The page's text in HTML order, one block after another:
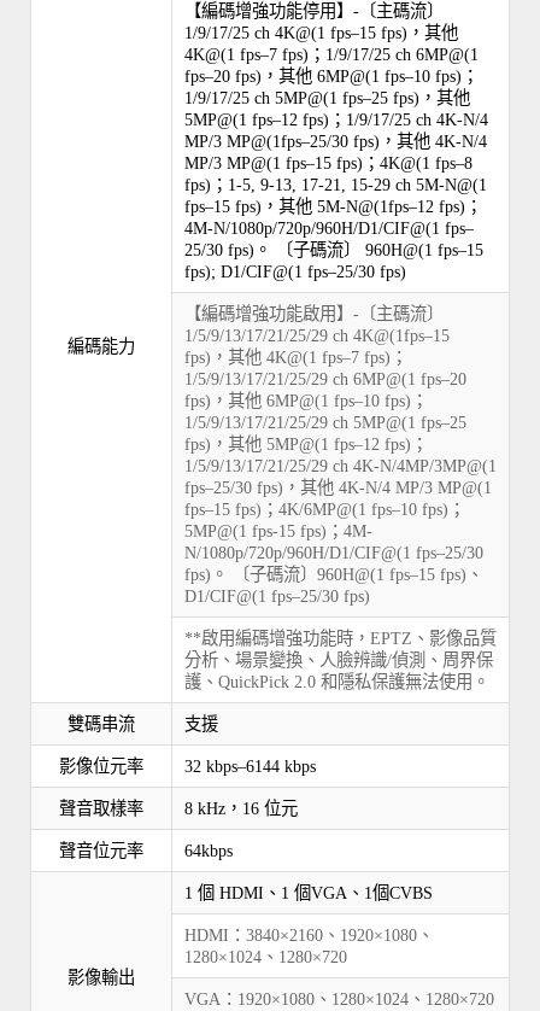
編碼能力
【編碼增強功能停用】-〔主碼流〕
1/9/17/25 ch 4K@(1 fps–15 fps)，其他
4K@(1 fps–7 fps)；1/9/17/25 ch 6MP@(1
fps–20 fps)，其他 6MP@(1 fps–10 fps)；
1/9/17/25 ch 5MP@(1 fps–25 fps)，其他
5MP@(1 fps–12 fps)；1/9/17/25 ch 4K-N/4
MP/3 MP@(1fps–25/30 fps)，其他 4K-N/4
MP/3 MP@(1 fps–15 fps)；4K@(1 fps–8
fps)；1-5, 9-13, 17-21, 15-29 ch 5M-N@(1
fps–15 fps)，其他 5M-N@(1fps–12 fps)；
4M-N/1080p/720p/960H/D1/CIF@(1 fps–
25/30 fps)。 〔子碼流〕 960H@(1 fps–15
fps); D1/CIF@(1 fps–25/30 fps)
【編碼增強功能啟用】-〔主碼流〕
1/5/9/13/17/21/25/29 ch 4K@(1fps–15
fps)，其他 4K@(1 fps–7 fps)；
1/5/9/13/17/21/25/29 ch 6MP@(1 fps–20
fps)，其他 6MP@(1 fps–10 fps)；
1/5/9/13/17/21/25/29 ch 5MP@(1 fps–25
fps)，其他 5MP@(1 fps–12 fps)；
1/5/9/13/17/21/25/29 ch 4K-N/4MP/3MP@(1
fps–25/30 fps)，其他 4K-N/4 MP/3 MP@(1
fps–15 fps)；4K/6MP@(1 fps–10 fps)；
5MP@(1 fps-15 fps)；4M-
N/1080p/720p/960H/D1/CIF@(1 fps–25/30
fps)。 〔子碼流〕960H@(1 fps–15 fps)、
D1/CIF@(1 fps–25/30 fps)
**啟用編碼增強功能時，EPTZ、影像品質
分析、場景變換、人臉辨識/偵測、周界保
護、QuickPick 2.0 和隱私保護無法使用。
雙碼串流 支援
影像位元率 32 kbps–6144 kbps
聲音取樣率 8 kHz，16 位元
聲音位元率 64kbps
影像輸出
1 個 HDMI、1 個VGA、1個CVBS
HDMI：3840×2160、1920×1080、
1280×1024、1280×720
VGA：1920×1080、1280×1024、1280×720